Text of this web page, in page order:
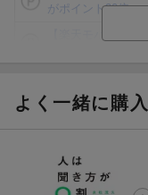
がポイント20倍
ト山分け
エントリー＆
ラン）が当たる！
よく一緒に購